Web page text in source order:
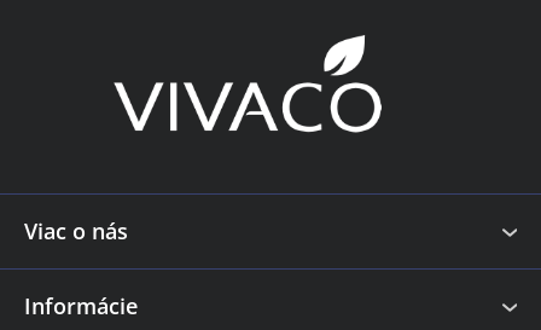
i
Viac o nás
Informácie